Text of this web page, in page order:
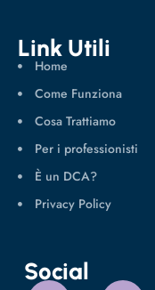
Link Utili
Home
Come Funziona
Cosa Trattiamo
Per i professionisti
È un DCA?
Privacy Policy
Social